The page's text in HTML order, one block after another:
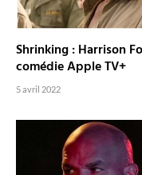
Shrinking : Harrison
comédie Apple TV+
5 avril 2022